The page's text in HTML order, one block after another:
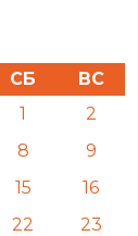
СБ
ВС
1
2
8
9
15
16
22
23